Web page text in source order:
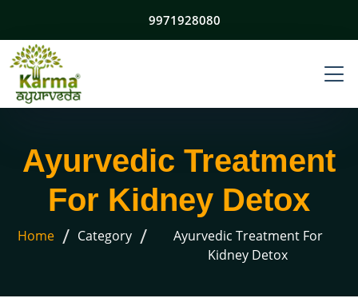
9971928080
Ayurvedic Treatment
For Kidney Detox
Home / Category /
Ayurvedic Treatment For
Kidney Detox